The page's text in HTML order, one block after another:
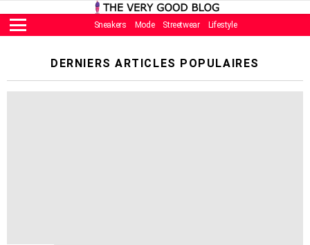
Menu
Sneakers Mode Streetwear Lifestyle
DERNIERS ARTICLES POPULAIRES